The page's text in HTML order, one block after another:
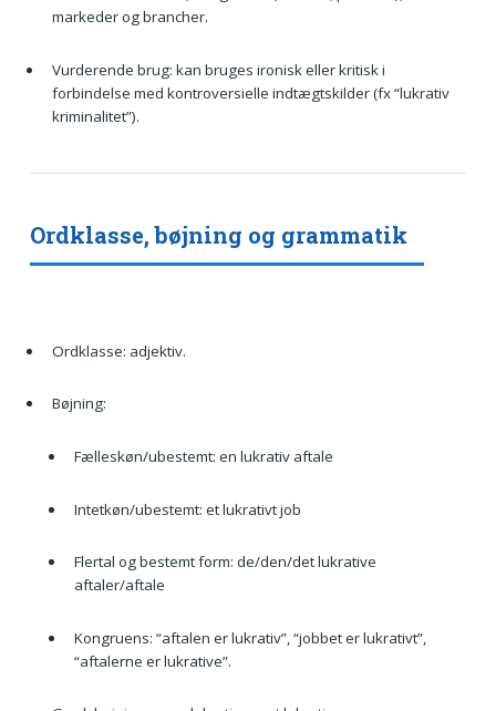
markeder og brancher.
Vurderende brug: kan bruges ironisk eller kritisk i
forbindelse med kontroversielle indtægtskilder (fx “lukrativ
kriminalitet”).
Ordklasse, bøjning og grammatik
Ordklasse: adjektiv.
Bøjning:
Fælleskøn/ubestemt: en lukrativ aftale
Intetkøn/ubestemt: et lukrativt job
Flertal og bestemt form: de/den/det lukrative
aftaler/aftale
Kongruens: “aftalen er lukrativ”, “jobbet er lukrativt”,
“aftalerne er lukrative”.